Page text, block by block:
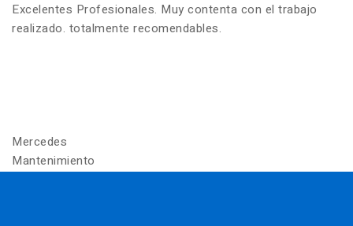
Excelentes Profesionales. Muy contenta con el trabajo
realizado. totalmente recomendables.
Mercedes
Mantenimiento